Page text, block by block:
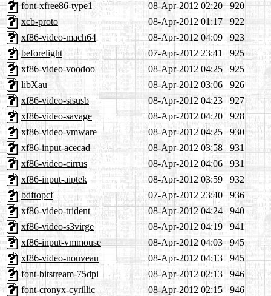
font-xfree86-type1
08-Apr-2012 02:20
920
xcb-proto
08-Apr-2012 01:17
922
xf86-video-mach64
08-Apr-2012 04:09
923
beforelight
07-Apr-2012 23:41
925
xf86-video-voodoo
08-Apr-2012 04:25
925
libXau
08-Apr-2012 03:06
926
xf86-video-sisusb
08-Apr-2012 04:23
927
xf86-video-savage
08-Apr-2012 04:20
928
xf86-video-vmware
08-Apr-2012 04:25
930
xf86-input-acecad
08-Apr-2012 03:58
931
xf86-video-cirrus
08-Apr-2012 04:06
931
xf86-input-aiptek
08-Apr-2012 03:59
932
bdftopcf
07-Apr-2012 23:40
936
xf86-video-trident
08-Apr-2012 04:24
940
xf86-video-s3virge
08-Apr-2012 04:19
941
xf86-input-vmmouse
08-Apr-2012 04:03
945
xf86-video-nouveau
08-Apr-2012 04:13
945
font-bitstream-75dpi
08-Apr-2012 02:13
946
font-cronyx-cyrillic
08-Apr-2012 02:15
946